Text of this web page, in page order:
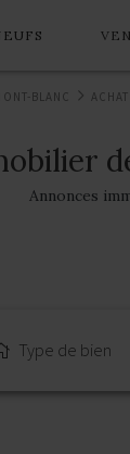
BLANC
Annonces
Type de bien